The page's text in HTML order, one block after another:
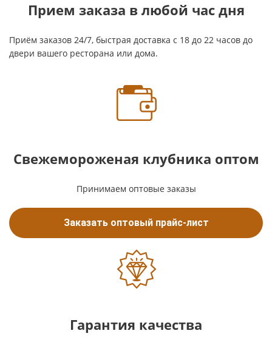
Прием заказа в любой час дня
Приём заказов 24/7, быстрая доставка с 18 до 22 часов до
двери вашего ресторана или дома.
Свежемороженая клубника оптом
Принимаем оптовые заказы
Заказать оптовый прайс-лист
Гарантия качества